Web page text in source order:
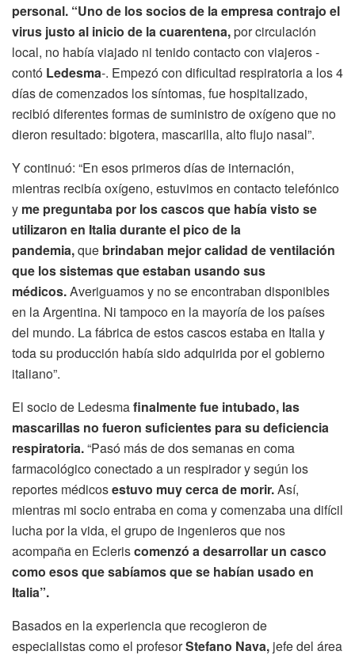
personal. “Uno de los socios de la empresa contrajo el
virus justo al inicio de la cuarentena,por circulación
local, no había viajado ni tenido contacto con viajeros -
contó Ledesma-. Empezó con dificultad respiratoria a los 4
días de comenzados los síntomas, fue hospitalizado,
recibió diferentes formas de suministro de oxígeno que no
dieron resultado: bigotera, mascarilla, alto flujo nasal”.
Y continuó: “En esos primeros días de internación,
mientras recibía oxígeno, estuvimos en contacto telefónico
y me preguntaba por los cascos que había visto se
utilizaron en Italia durante el pico de la
pandemia,que brindaban mejor calidad de ventilación
que los sistemas que estaban usando sus
médicos.Averiguamos y no se encontraban disponibles
en la Argentina. Ni tampoco en la mayoría de los países
del mundo. La fábrica de estos cascos estaba en Italia y
toda su producción había sido adquirida por el gobierno
italiano”.
El socio de Ledesmafinalmente fue intubado, las
mascarillas no fueron suficientes para su deficiencia
respiratoria.“Pasó más de dos semanas en coma
farmacológico conectado a un respirador y según los
reportes médicosestuvo muy cerca de morir.Así,
mientras mi socio entraba en coma y comenzaba una difícil
lucha por la vida, el grupo de ingenieros que nos
acompaña en Ecleriscomenzó a desarrollar un casco
como esos que sabíamos que se habían usado en
Italia”.
Basados en la experiencia que recogieron de
especialistas como el profesorStefano Nava, jefe del área